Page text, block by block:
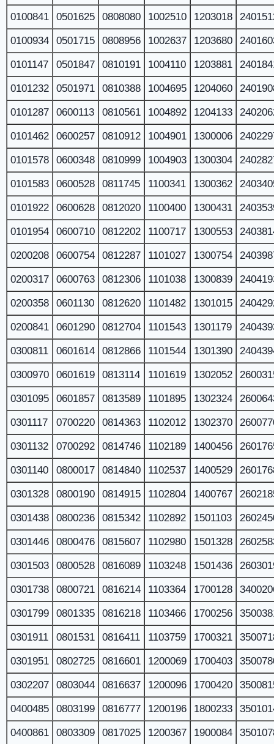
0100841 0501625 0808080 1002510 1203018
0100934 0501715 0808956 1002637 1203680
0101147 0501847 0810191 1004110 1203881
0101232 0501971 0810388 1004695 1204060
0101287 0600113 0810561 1004892 1204133
0101462 0600257 0810912 1004901 1300006
0101578 0600348 0810999 1004903 1300304
0101583 0600528 0811745 1100341 1300362
0101922 0600628 0812020 1100400 1300431
0101954 0600710 0812202 1100717 1300553
0200208 0600754 0812287 1101027 1300754
0200317 0600763 0812306 1101038 1300839
0200358 0601130 0812620 1101482 1301015
0200841 0601290 0812704 1101543 1301179
0300811 0601614 0812866 1101544 1301390
0300970 0601619 0813114 1101619 1302052
0301095 0601857 0813589 1101895 1302324
0301117 0700220 0814363 1102012 1302370
0301132 0700292 0814746 1102189 1400456
0301140 0800017 0814840 1102537 1400529
0301328 0800190 0814915 1102804 1400767
0301438 0800236 0815342 1102892 1501103
0301446 0800476 0815607 1102980 1501328
0301503 0800528 0816089 1103248 1501436
0301738 0800721 0816214 1103364 1700128
0301799 0801335 0816218 1103466 1700256
0301911 0801531 0816411 1103759 1700321
0301951 0802725 0816601 1200069 1700403
0302207 0803044 0816637 1200096 1700420
0400485 0803199 0816777 1200196 1800233
0400861 0803309 0817025 1200367 1900084